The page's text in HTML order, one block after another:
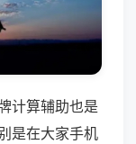
计算辅助也是
是在大家手机